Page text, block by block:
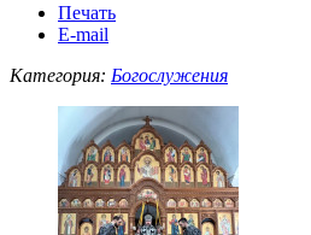
Печать
E-mail
Категория: Богослужения